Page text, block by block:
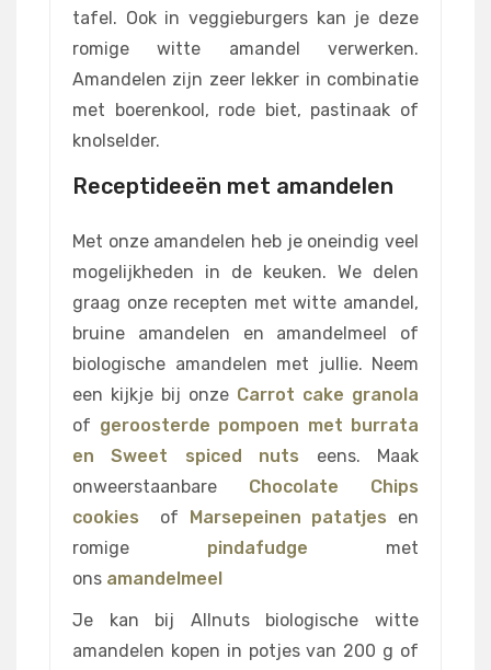
tafel. Ook in veggieburgers kan je deze
romige witte amandel verwerken.
Amandelen zijn zeer lekker in combinatie
met boerenkool, rode biet, pastinaak of
knolselder.
Receptideeën met amandelen
Met onze amandelen heb je oneindig veel
mogelijkheden in de keuken. We delen
graag onze recepten met witte amandel,
bruine amandelen en amandelmeel of
biologische amandelen met jullie. Neem
een kijkje bij onze Carrot cake granola
of geroosterde pompoen met burrata
en Sweet spiced nuts eens. Maak
onweerstaanbare Chocolate Chips
cookies of Marsepeinen patatjes en
romige pindafudge met
ons amandelmeel
Je kan bij Allnuts biologische witte
amandelen kopen in potjes van 200 g of